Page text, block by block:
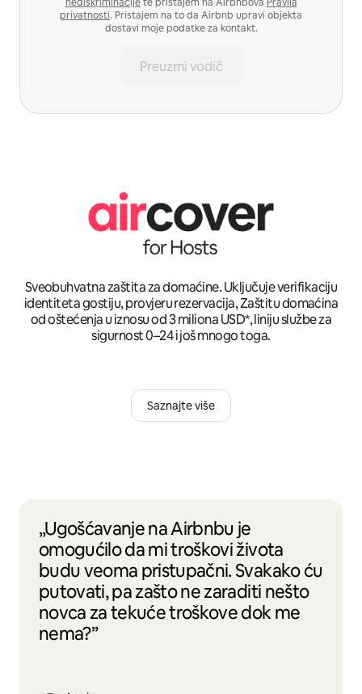
privatnosti. Pristajem na to da Airbnb upravi objekta
dostavi moje podatke za kontakt.
Preuzmi vodič
Sveobuhvatna zaštita za domaćine. Uključuje verifikaciju
identiteta gostiju, provjeru rezervacija, Zaštitu domaćina
od oštećenja u iznosu od 3 miliona USD*, liniju službe za
sigurnost 0–24 i još mnogo toga.
Saznajte više
„Ugošćavanje na Airbnbu je
omogućilo da mi troškovi života
budu veoma pristupačni. Svakako ću
putovati, pa zašto ne zaraditi nešto
novca za tekuće troškove dok me
nema?”